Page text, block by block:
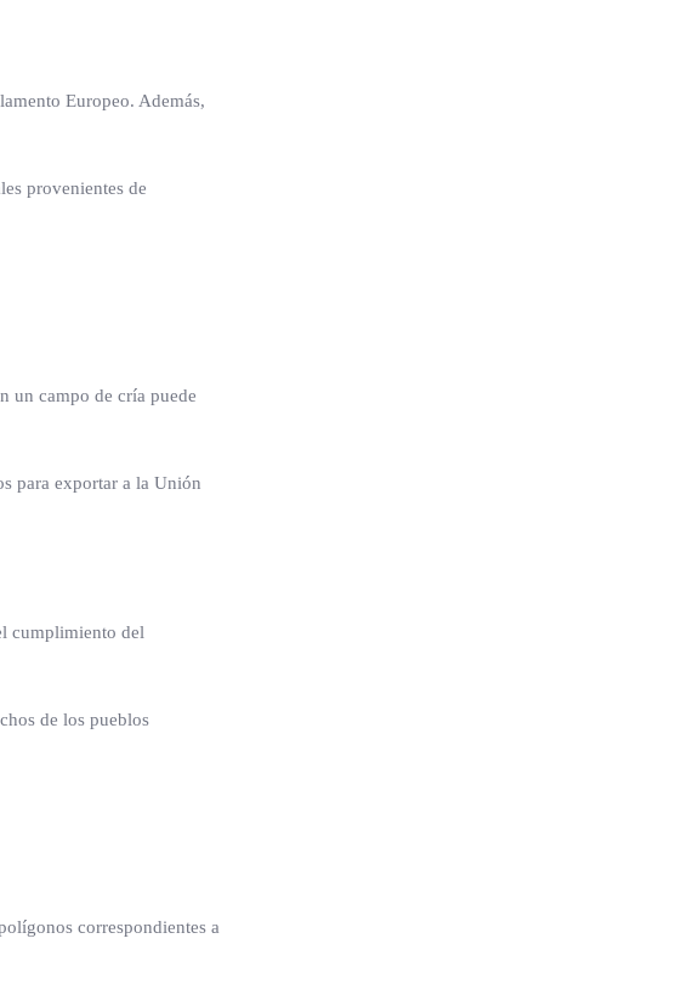
Europeo. Además,
provenientes de
un campo de cría puede
para exportar a la Unión
cumplimiento del
de los pueblos
correspondientes a